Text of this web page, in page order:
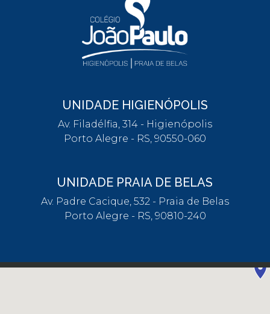
UNIDADE HIGIENÓPOLIS
Av. Filadélfia, 314 - Higienópolis
Porto Alegre - RS, 90550-060
UNIDADE PRAIA DE BELAS
Av. Padre Cacique, 532 - Praia de Belas
Porto Alegre - RS, 90810-240